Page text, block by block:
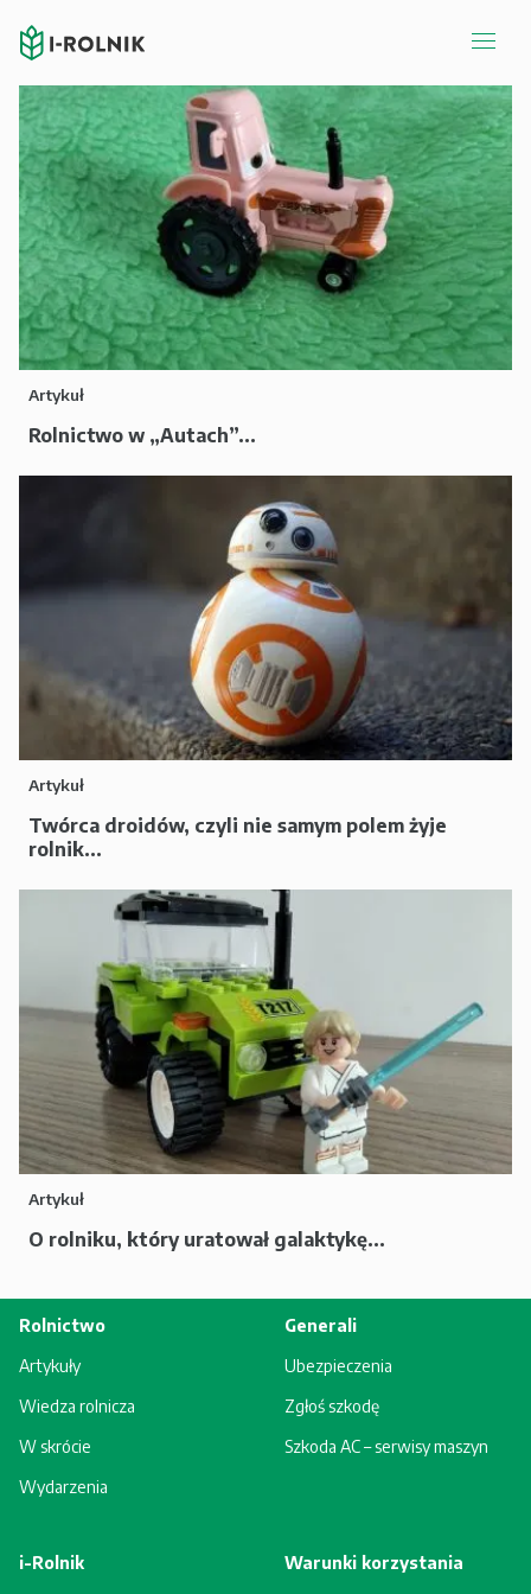
Artykuł
Rolnictwo w „Autach”...
Artykuł
Twórca droidów, czyli nie samym polem żyje
rolnik...
Artykuł
O rolniku, który uratował galaktykę...
Rolnictwo
Artykuły
Wiedza rolnicza
W skrócie
Wydarzenia
Generali
Ubezpieczenia
Zgłoś szkodę
Szkoda AC – serwisy maszyn
i-Rolnik
Warunki korzystania